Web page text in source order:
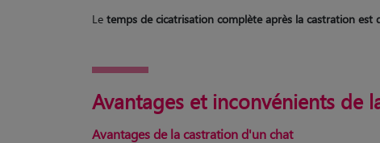
Le temps de cicatrisation complète après la castration est
Avantages et inconvénients de
Avantages de la castration d'un chat